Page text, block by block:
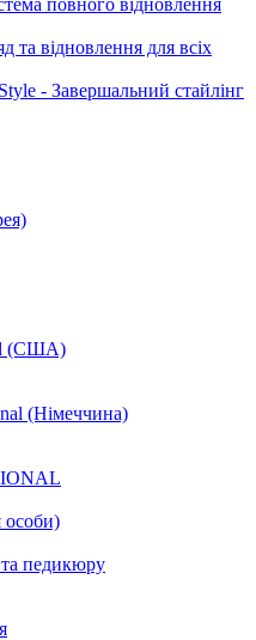
повного відновлення
та відновлення для всіх
- Завершальний стайлінг
(США)
(Німеччина)
особи)
педикюру